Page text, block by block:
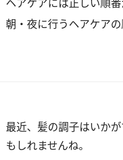
ヘアケアには正しい順
朝・夜に行うヘアケア
最近、髪の調子はいか
もしれませんね。